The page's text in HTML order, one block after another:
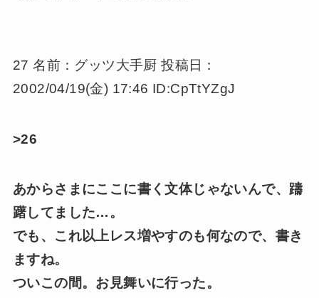
27 名前：グッツ大手厨 投稿日：
2002/04/19(金) 17:46 ID:CpTtYZgJ
>26
あからさまにここに書く文体じゃないんで、躊
躇してました…。
でも、これ以上レス増やすのも何なので、書き
ますね。
ついこの間。お見舞いに行った。